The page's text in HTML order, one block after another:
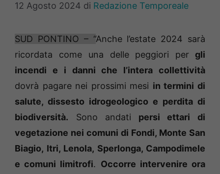
12 Agosto 2024 di Redazione Temporeale
SUD PONTINO – “Anche l’estate 2024 sarà
ricordata come una delle peggiori per gli
incendi e i danni che l’intera collettività
dovrà pagare nei prossimi mesi in termini di
salute, dissesto idrogeologico e perdita di
biodiversità. Sono andati persi ettari di
vegetazione nei comuni di Fondi, Monte San
Biagio, Itri, Lenola, Sperlonga, Campodimele
e comuni limitrofi. Occorre intervenire ora